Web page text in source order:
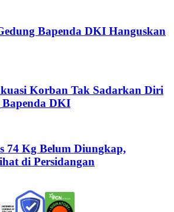
Bapenda DKI Hanguskan
Korban Tak Sadarkan Diri
DKI
74 Kg Belum Diungkap,
di Persidangan